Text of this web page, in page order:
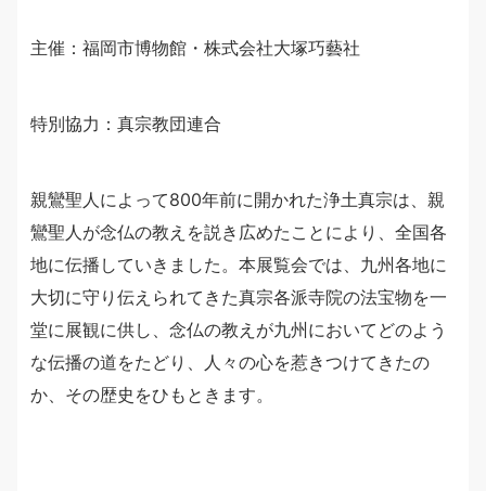
主催：福岡市博物館・株式会社大塚巧藝社
特別協力：真宗教団連合
親鸞聖人によって800年前に開かれた浄土真宗は、親
鸞聖人が念仏の教えを説き広めたことにより、全国各
地に伝播していきました。本展覧会では、九州各地に
大切に守り伝えられてきた真宗各派寺院の法宝物を一
堂に展観に供し、念仏の教えが九州においてどのよう
な伝播の道をたどり、人々の心を惹きつけてきたの
か、その歴史をひもときます。